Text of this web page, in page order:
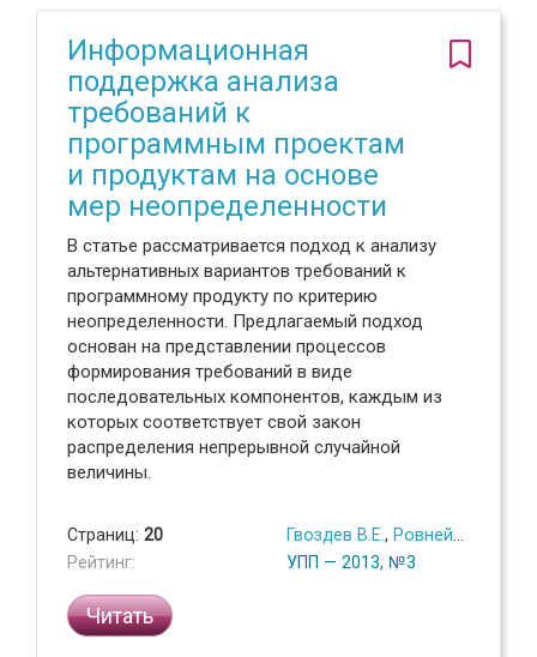
Информационная
поддержка анализа
требований к
программным проектам
и продуктам на основе
мер неопределенности
В статье рассматривается подход к анализу
альтернативных вариантов требований к
программному продукту по критерию
неопределенности. Предлагаемый подход
основан на представлении процессов
формирования требований в виде
последовательных компонентов, каждым из
которых соответствует свой закон
распределения непрерывной случайной
величины.
Страниц: 20
Рейтинг:
Гвоздев В.Е. , Ровнейко Н.И.
УПП — 2013, №3
Читать